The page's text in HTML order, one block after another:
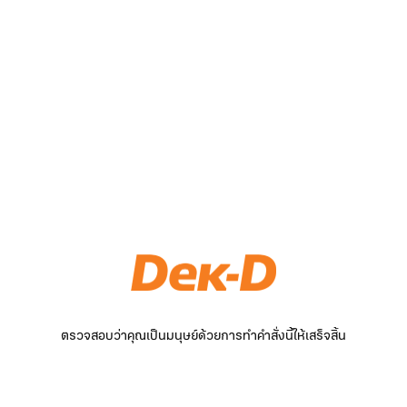
ตรวจสอบว่าคุณเป็นมนุษย์ด้วยการทำคำสั่งนี้ให้เสร็จสิ้น